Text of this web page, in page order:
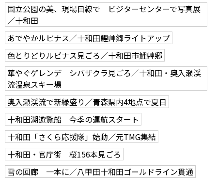
国立公園の美、現場目線で ビジターセンターで写真展
／十和田
あでやかルピナス／十和田鯉艸郷ライトアップ
色とりどりルピナス見ごろ／十和田市鯉艸郷
華やぐゲレンデ シバザクラ見ごろ／十和田・奥入瀬渓
流温泉スキー場
奥入瀬渓流で新緑盛り／青森県内4地点で夏日
十和田湖遊覧船 今季の運航スタート
十和田「さくら応援隊」始動／元TMG集結
十和田・官庁街 桜156本見ごろ
雪の回廊 一本に／八甲田十和田ゴールドライン貫通